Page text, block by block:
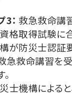
3： 救急救命講
格取得試験に
が防災士認証
急救命講習を
士機構による